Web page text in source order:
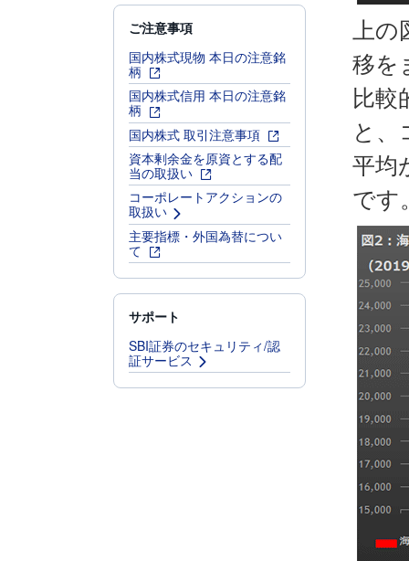
ご注意事項
国内株式現物 本日の注意銘
柄
国内株式信用 本日の注意銘
柄
国内株式 取引注意事項
資本剰余金を原資とする配
当の取扱い
コーポレートアクションの
取扱い
主要指標・外国為替につい
て
サポート
SBI証券のセキュリティ/認
証サービス
上
移を
比較
と、
平均
です